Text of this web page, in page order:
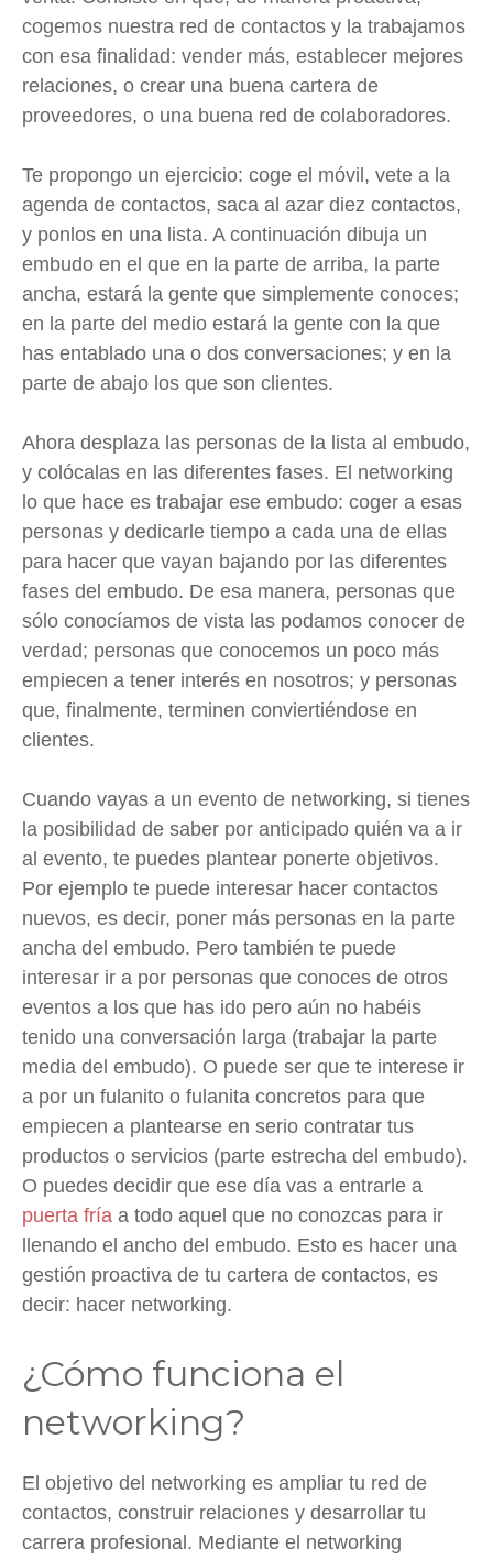
cogemos nuestra red de contactos y la trabajamos
con esa finalidad: vender más, establecer mejores
relaciones, o crear una buena cartera de
proveedores, o una buena red de colaboradores.
Te propongo un ejercicio: coge el móvil, vete a la
agenda de contactos, saca al azar diez contactos,
y ponlos en una lista. A continuación dibuja un
embudo en el que en la parte de arriba, la parte
ancha, estará la gente que simplemente conoces;
en la parte del medio estará la gente con la que
has entablado una o dos conversaciones; y en la
parte de abajo los que son clientes.
Ahora desplaza las personas de la lista al embudo,
y colócalas en las diferentes fases. El networking
lo que hace es trabajar ese embudo: coger a esas
personas y dedicarle tiempo a cada una de ellas
para hacer que vayan bajando por las diferentes
fases del embudo. De esa manera, personas que
sólo conocíamos de vista las podamos conocer de
verdad; personas que conocemos un poco más
empiecen a tener interés en nosotros; y personas
que, finalmente, terminen conviertiéndose en
clientes.
Cuando vayas a un evento de networking, si tienes
la posibilidad de saber por anticipado quién va a ir
al evento, te puedes plantear ponerte objetivos.
Por ejemplo te puede interesar hacer contactos
nuevos, es decir, poner más personas en la parte
ancha del embudo. Pero también te puede
interesar ir a por personas que conoces de otros
eventos a los que has ido pero aún no habéis
tenido una conversación larga (trabajar la parte
media del embudo). O puede ser que te interese ir
a por un fulanito o fulanita concretos para que
empiecen a plantearse en serio contratar tus
productos o servicios (parte estrecha del embudo).
O puedes decidir que ese día vas a entrarle a
puerta fría a todo aquel que no conozcas para ir
llenando el ancho del embudo. Esto es hacer una
gestión proactiva de tu cartera de contactos, es
decir: hacer networking.
¿Cómo funciona el
networking?
El objetivo del networking es ampliar tu red de
contactos, construir relaciones y desarrollar tu
carrera profesional. Mediante el networking